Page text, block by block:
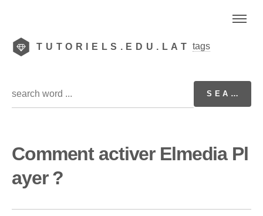
TUTORIELS.EDU.LAT tags
Comment activer Elmedia Pl
ayer ?